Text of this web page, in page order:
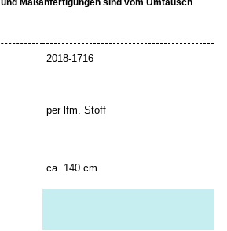
Maßanfertigungen sind vom Umtausch
2018-1716
per lfm. Stoff
ca. 140 cm